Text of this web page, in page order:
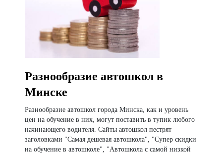
Разнообразие автошкол в
Минске
Разнообразие автошкол города Минска, как и уровень
цен на обучение в них, могут поставить в тупик любого
начинающего водителя. Сайты автошкол пестрят
заголовками "Самая дешевая автошкола", "Супер скидки
на обучение в автошколе", "Автошкола с самой низкой